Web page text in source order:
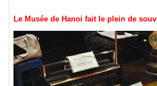
Le Musée de Hanoi fait le plein de